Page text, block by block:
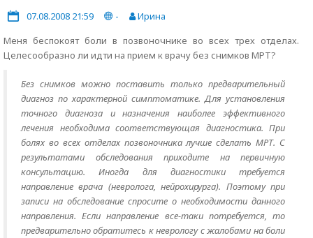
07.08.2008 21:59 -
Ирина
Меня беспокоят боли в позвоночнике во всех трех отделах.
Целесообразно ли идти на прием к врачу без снимков МРТ?
Без снимков можно поставить только предварительный
диагноз по характерной симптоматике. Для установления
точного диагноза и назначения наиболее эффективного
лечения необходима соответствующая диагностика. При
болях во всех отделах позвоночника лучше сделать МРТ. С
результатами обследования приходите на первичную
консультацию. Иногда для диагностики требуется
направление врача (невролога, нейрохирурга). Поэтому при
записи на обследование спросите о необходимости данного
направления. Если направление все-таки потребуется, то
предварительно обратитесь к неврологу с жалобами на боли